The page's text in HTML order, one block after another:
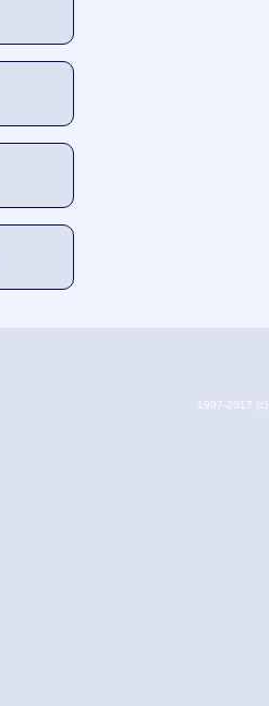
1997-2017